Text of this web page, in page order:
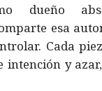
dueño
esa
Cada
intención y